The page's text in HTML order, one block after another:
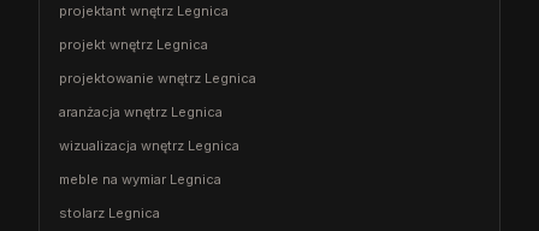
projektant wnętrz Legnica
projekt wnętrz Legnica
projektowanie wnętrz Legnica
aranżacja wnętrz Legnica
wizualizacja wnętrz Legnica
meble na wymiar Legnica
stolarz Legnica